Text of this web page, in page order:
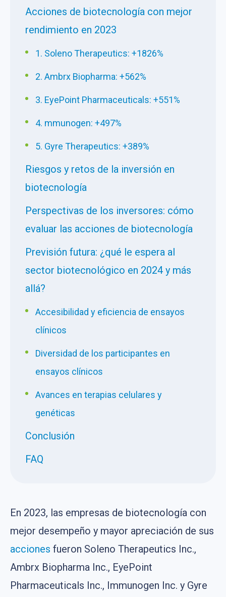
Acciones de biotecnología con mejor
rendimiento en 2023
1. Soleno Therapeutics: +1826%
2. Ambrx Biopharma: +562%
3. EyePoint Pharmaceuticals: +551%
4. mmunogen: +497%
5. Gyre Therapeutics: +389%
Riesgos y retos de la inversión en
biotecnología
Perspectivas de los inversores: cómo
evaluar las acciones de biotecnología
Previsión futura: ¿qué le espera al
sector biotecnológico en 2024 y más
allá?
Accesibilidad y eficiencia de ensayos
clínicos
Diversidad de los participantes en
ensayos clínicos
Avances en terapias celulares y
genéticas
Conclusión
FAQ
En 2023, las empresas de biotecnología con
mejor desempeño y mayor apreciación de sus
acciones fueron Soleno Therapeutics Inc.,
Ambrx Biopharma Inc., EyePoint
Pharmaceuticals Inc., Immunogen Inc. y Gyre